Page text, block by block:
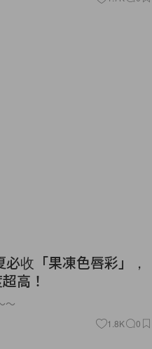
收「果凍色唇彩」，
高！
～
1.8K 0